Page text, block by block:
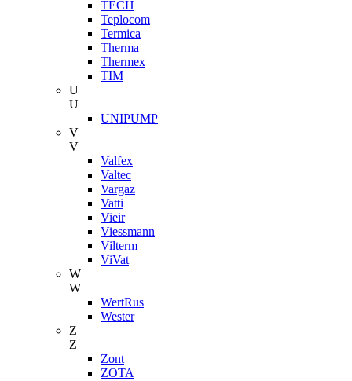
TECH
Teplocom
Termica
Therma
Thermex
TIM
U
U
UNIPUMP
V
V
Valfex
Valtec
Vargaz
Vatti
Vieir
Viessmann
Vilterm
ViVat
W
W
WertRus
Wester
Z
Z
Zont
ZOTA